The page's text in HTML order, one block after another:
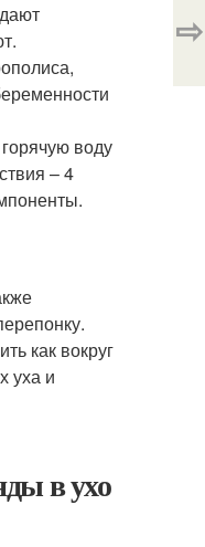
воду
– 4
как вокруг
уха и
в ухо
⇨